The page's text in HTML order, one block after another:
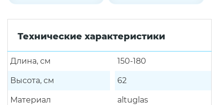
Технические характеристики
Длина, см 150-180
Высота, см 62
Материал altuglas